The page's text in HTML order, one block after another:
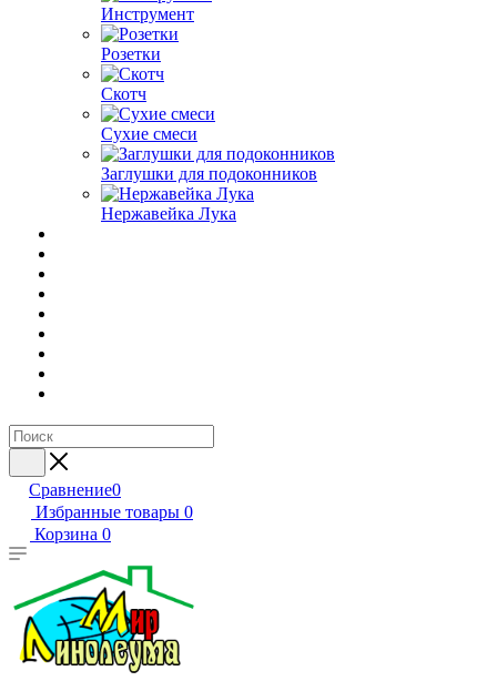
Инструмент
Розетки
Скотч
Сухие смеси
Заглушки для подоконников
Нержавейка Лука
Сравнение0
Избранные товары 0
Корзина 0